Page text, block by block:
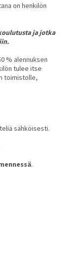
on henkilön
ja jotka
% alennuksen
tulee itse
toimistolle,
sähköisesti.
.